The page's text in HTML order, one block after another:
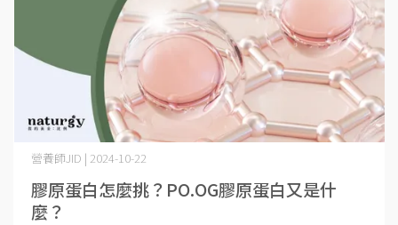
膠原蛋白怎麼挑？PO.OG膠原蛋白又是什
麼？
營養師JID | 2024-10-22